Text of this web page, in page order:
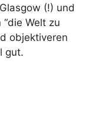
(!) und
Welt zu
objektiveren
gut.